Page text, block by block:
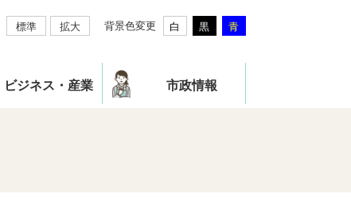
標準 拡大 背景色変更 白 黒 青
ビジネス・産業 市政情報